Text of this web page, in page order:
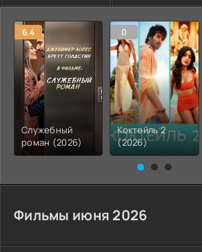
6.4
Служебный
роман (2026)
0
Коктейль 2
(2026)
Фильмы июня 2026